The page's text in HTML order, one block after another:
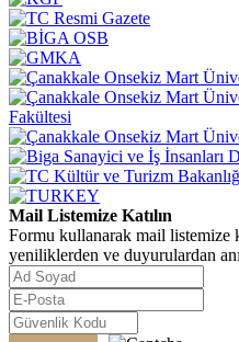
Mail Listemize Katılın
Formu kullanarak mail listemize
yeniliklerden ve duyurulardan